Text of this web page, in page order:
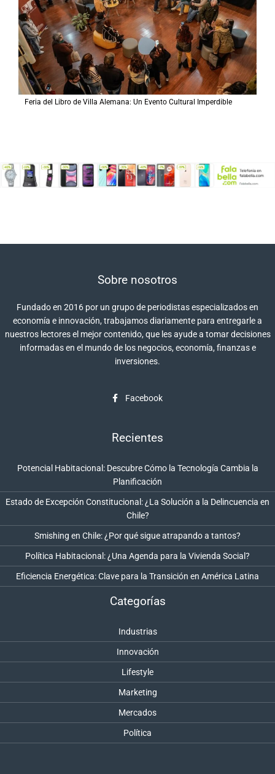
Feria del Libro de Villa Alemana: Un Evento Cultural Imperdible
Sobre nosotros
Fundado en 2016 por un grupo de periodistas especializados en
economía e innovación, trabajamos diariamente para entregarle a
nuestros lectores el mejor contenido, que les ayude a tomar decisiones
informadas en el mundo de los negocios, economía, finanzas e
inversiones.
Facebook
Recientes
Potencial Habitacional: Descubre Cómo la Tecnología Cambia la
Planificación
Estado de Excepción Constitucional: ¿La Solución a la Delincuencia en
Chile?
Smishing en Chile: ¿Por qué sigue atrapando a tantos?
Política Habitacional: ¿Una Agenda para la Vivienda Social?
Eficiencia Energética: Clave para la Transición en América Latina
Categorías
Industrias
Innovación
Lifestyle
Marketing
Mercados
Política